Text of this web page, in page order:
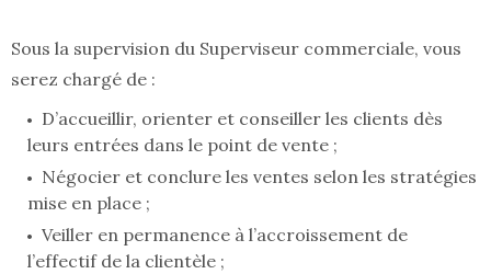
Sous la supervision du Superviseur commerciale, vous
serez chargé de :
D’accueillir, orienter et conseiller les clients dès
leurs entrées dans le point de vente ;
Négocier et conclure les ventes selon les stratégies
mise en place ;
Veiller en permanence à l’accroissement de
l’effectif de la clientèle ;